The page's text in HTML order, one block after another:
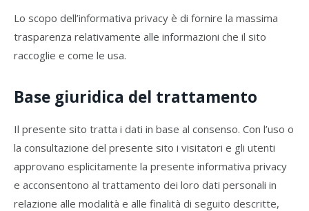
Lo scopo dell’informativa privacy è di fornire la massima
trasparenza relativamente alle informazioni che il sito
raccoglie e come le usa.
Base giuridica del trattamento
Il presente sito tratta i dati in base al consenso. Con l’uso o
la consultazione del presente sito i visitatori e gli utenti
approvano esplicitamente la presente informativa privacy
e acconsentono al trattamento dei loro dati personali in
relazione alle modalità e alle finalità di seguito descritte,